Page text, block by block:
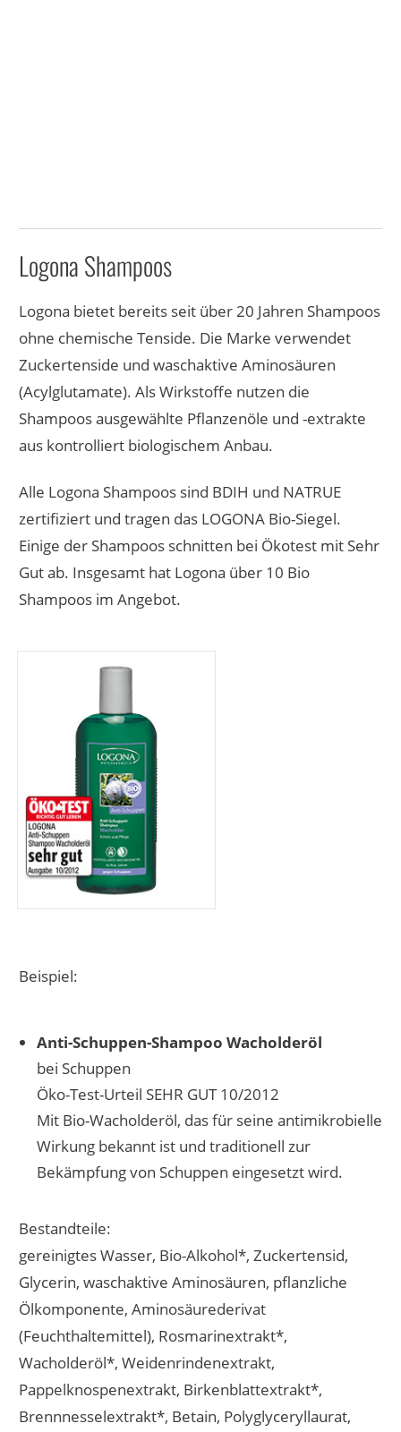
Logona Shampoos
Logona bietet bereits seit über 20 Jahren Shampoos
ohne chemische Tenside. Die Marke verwendet
Zuckertenside und waschaktive Aminosäuren
(Acylglutamate). Als Wirkstoffe nutzen die
Shampoos ausgewählte Pflanzenöle und -extrakte
aus kontrolliert biologischem Anbau.
Alle Logona Shampoos sind BDIH und NATRUE
zertifiziert und tragen das LOGONA Bio-Siegel.
Einige der Shampoos schnitten bei Ökotest mit Sehr
Gut ab. Insgesamt hat Logona über 10 Bio
Shampoos im Angebot.
Beispiel:
Anti-Schuppen-Shampoo Wacholderöl
bei Schuppen
Öko-Test-Urteil SEHR GUT 10/2012
Mit Bio-Wacholderöl, das für seine antimikrobielle
Wirkung bekannt ist und traditionell zur
Bekämpfung von Schuppen eingesetzt wird.
Bestandteile:
gereinigtes Wasser, Bio-Alkohol*, Zuckertensid,
Glycerin, waschaktive Aminosäuren, pflanzliche
Ölkomponente, Aminosäurederivat
(Feuchthaltemittel), Rosmarinextrakt*,
Wacholderöl*, Weidenrindenextrakt,
Pappelknospenextrakt, Birkenblattextrakt*,
Brennnesselextrakt*, Betain, Polyglyceryllaurat,